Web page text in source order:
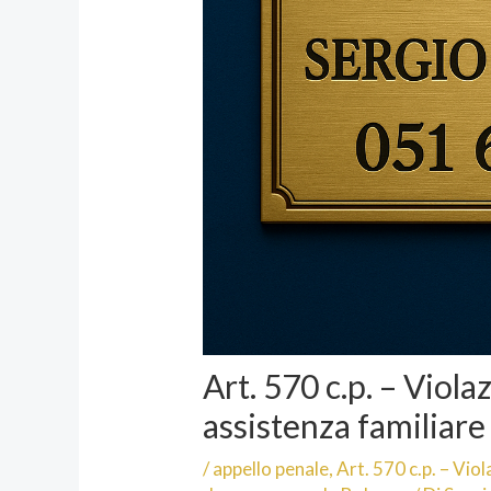
Art. 570 c.p. –
assistenza familiare
/appello penale,Art. 570 c.p. –